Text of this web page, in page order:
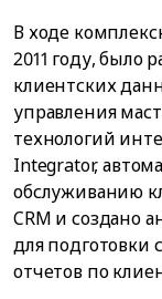
В ходе
2011 году, было
клиентских
управления
технологий
Integrator,
обслуживанию
CRM и создано
для подготовки
отчетов по